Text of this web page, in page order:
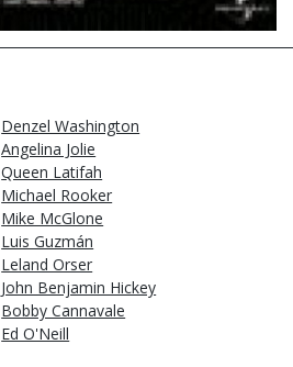
Denzel Washington
Angelina Jolie
Queen Latifah
Michael Rooker
Mike McGlone
Luis Guzmán
Leland Orser
John Benjamin Hickey
Bobby Cannavale
Ed O'Neill